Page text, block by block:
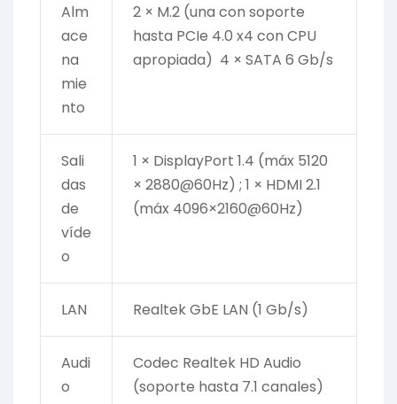
Alm
ace
na
mie
nto
2 × M.2 (una con soporte
hasta PCIe 4.0 x4 con CPU
apropiada) 4 × SATA 6 Gb/s
Sali
das
de
víde
o
1 × DisplayPort 1.4 (máx 5120
× 2880@60Hz) ; 1 × HDMI 2.1
(máx 4096×2160@60Hz)
LAN Realtek GbE LAN (1 Gb/s)
Audi
o
Codec Realtek HD Audio
(soporte hasta 7.1 canales)